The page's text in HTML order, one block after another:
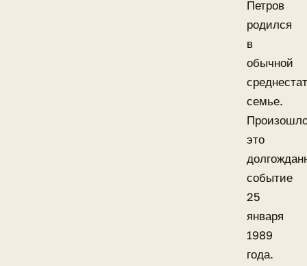
Петров
родился
в
обычной
семье.
это
событие
25
января
1989
года.